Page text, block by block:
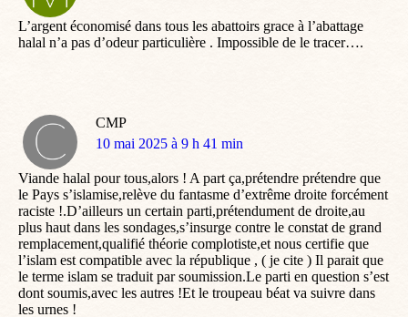
L’argent économisé dans tous les abattoirs grace à l’abattage
halal n’a pas d’odeur particulière . Impossible de le tracer….
CMP
dit
10 mai 2025 à 9 h 41 min
Viande halal pour tous,alors ! A part ça,prétendre prétendre que
le Pays s’islamise,relève du fantasme d’extrême droite forcément
raciste !.D’ailleurs un certain parti,prétendument de droite,au
plus haut dans les sondages,s’insurge contre le constat de grand
remplacement,qualifié théorie complotiste,et nous certifie que
l’islam est compatible avec la république , ( je cite ) Il parait que
le terme islam se traduit par soumission.Le parti en question s’est
dont soumis,avec les autres !Et le troupeau béat va suivre dans
les urnes !